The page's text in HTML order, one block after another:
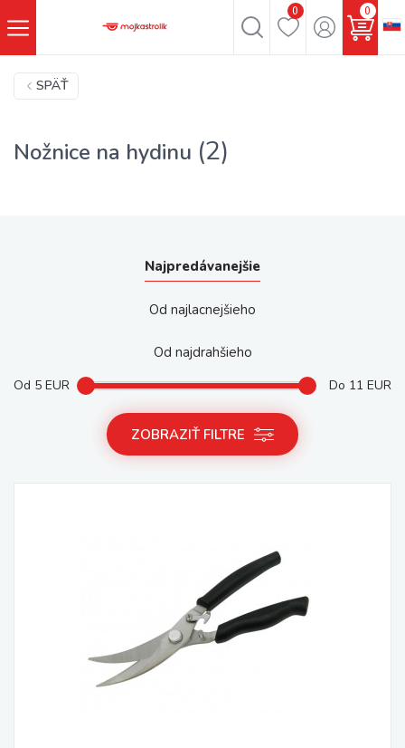
0 0
SPÄŤ
Nožnice na hydinu (2)
Najpredávanejšie
Od najlacnejšieho
Od najdrahšieho
Od 5 EUR Do 11 EUR
ZOBRAZIŤ FILTRE